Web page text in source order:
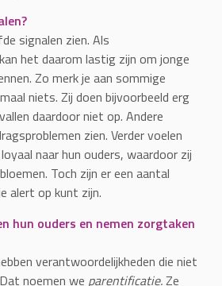
signalen zien. Als
het daarom lastig zijn om jonge
Zo merk je aan sommige
niets. Zij doen bijvoorbeeld erg
daardoor niet op. Andere
zien. Verder voelen
naar hun ouders, waardoor zij
Toch zijn er een aantal
alert op kunt zijn.
hun ouders en nemen zorgtaken
verantwoordelijkheden die niet
noemen we parentificatie.Ze